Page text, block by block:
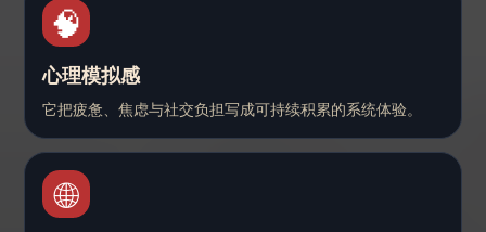
🧠
心理模拟感
它把疲惫、焦虑与社交负担写成可持续积累的系统体验。
🌐